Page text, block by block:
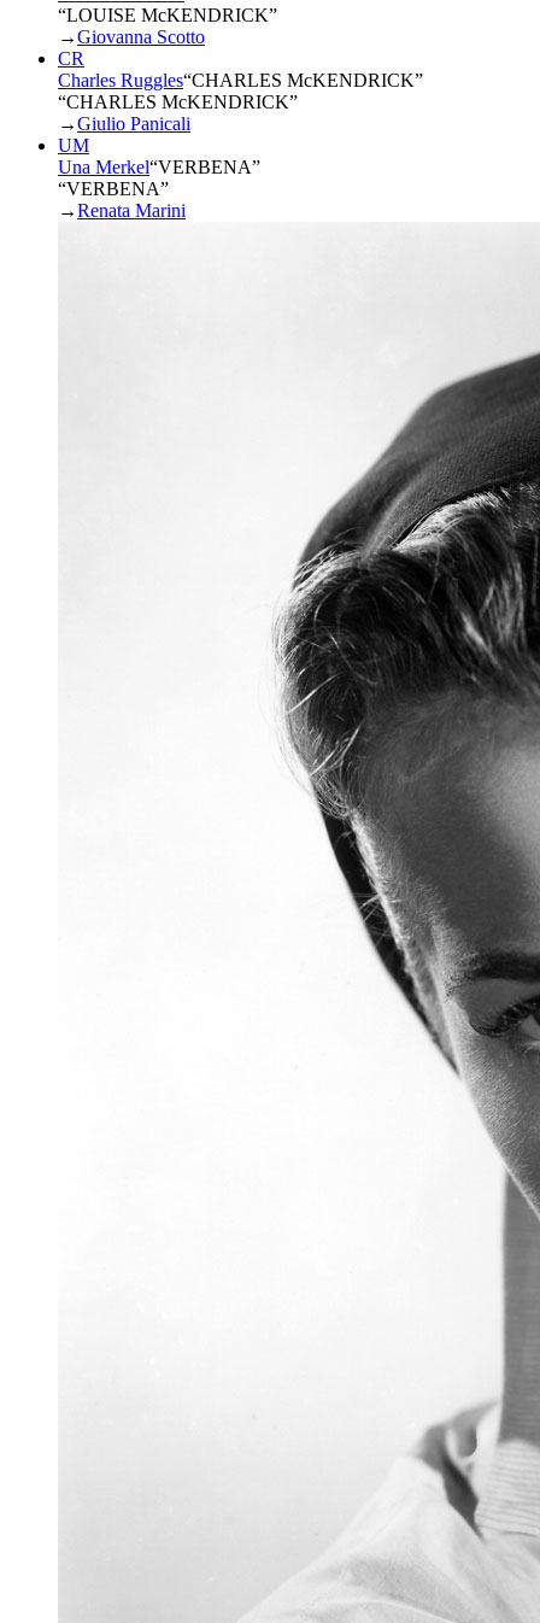
“LOUISE McKENDRICK”
→Giovanna Scotto
CR
Charles Ruggles“CHARLES McKENDRICK”
“CHARLES McKENDRICK”
→Giulio Panicali
UM
Una Merkel“VERBENA”
“VERBENA”
→Renata Marini